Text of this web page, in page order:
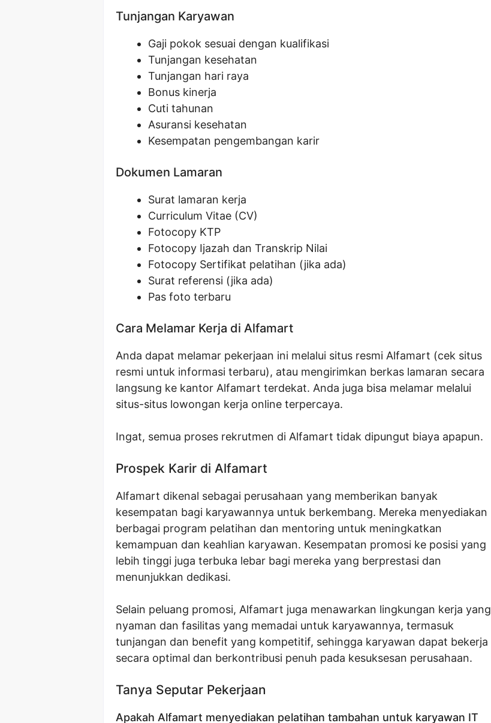
Tunjangan Karyawan
Gaji pokok sesuai dengan kualifikasi
Tunjangan kesehatan
Tunjangan hari raya
Bonus kinerja
Cuti tahunan
Asuransi kesehatan
Kesempatan pengembangan karir
Dokumen Lamaran
Surat lamaran kerja
Curriculum Vitae (CV)
Fotocopy KTP
Fotocopy Ijazah dan Transkrip Nilai
Fotocopy Sertifikat pelatihan (jika ada)
Surat referensi (jika ada)
Pas foto terbaru
Cara Melamar Kerja di Alfamart
Anda dapat melamar pekerjaan ini melalui situs resmi Alfamart (cek situs
resmi untuk informasi terbaru), atau mengirimkan berkas lamaran secara
langsung ke kantor Alfamart terdekat. Anda juga bisa melamar melalui
situs-situs lowongan kerja online terpercaya.
Ingat, semua proses rekrutmen di Alfamart tidak dipungut biaya apapun.
Prospek Karir di Alfamart
Alfamart dikenal sebagai perusahaan yang memberikan banyak
kesempatan bagi karyawannya untuk berkembang. Mereka menyediakan
berbagai program pelatihan dan mentoring untuk meningkatkan
kemampuan dan keahlian karyawan. Kesempatan promosi ke posisi yang
lebih tinggi juga terbuka lebar bagi mereka yang berprestasi dan
menunjukkan dedikasi.
Selain peluang promosi, Alfamart juga menawarkan lingkungan kerja yang
nyaman dan fasilitas yang memadai untuk karyawannya, termasuk
tunjangan dan benefit yang kompetitif, sehingga karyawan dapat bekerja
secara optimal dan berkontribusi penuh pada kesuksesan perusahaan.
Tanya Seputar Pekerjaan
Apakah Alfamart menyediakan pelatihan tambahan untuk karyawan IT